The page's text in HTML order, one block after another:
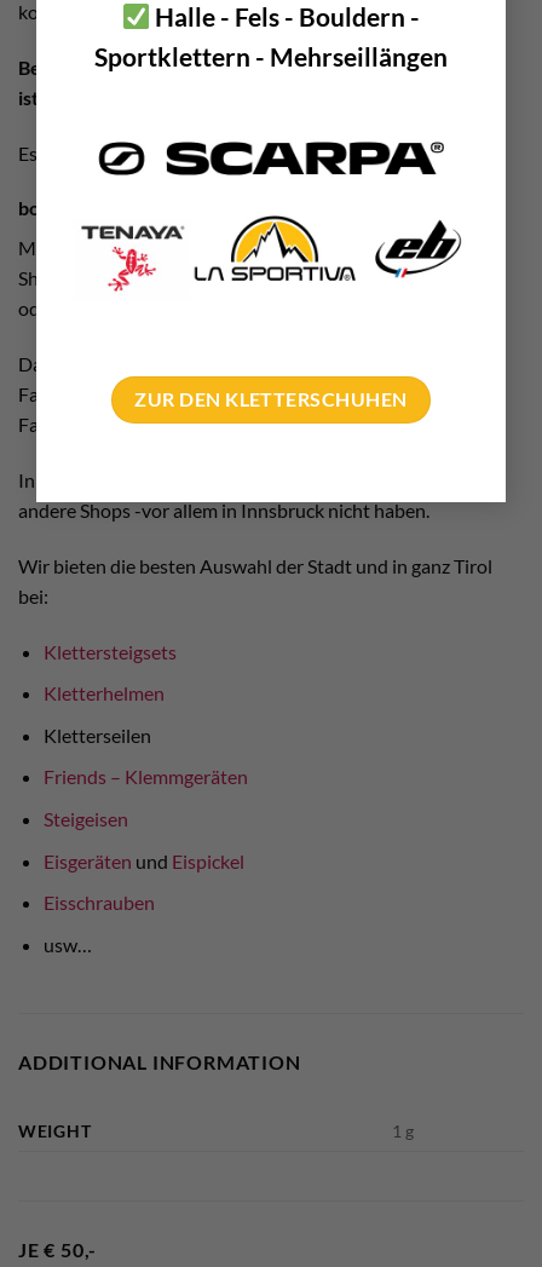
Halle - Fels - Bouldern -
Sportklettern - Mehrseillängen
ZUR DEN KLETTERSCHUHEN
kombiniert werden.
Beachtet! Eine Rücknahme eines gekauften Gutscheines
ist NICHT möglich.
Es gelten dieAGB´svon bolting.eu.
bolting.eu Gutschein – nach Herzenslaune shoppen!
Mit diesem Geschenk können Kletterer nach Herzenslaune
Shoppen. Entweder in unserem Klettershop in Innsbruck
oder in der ganzen Welt in unserem Online Store.
Das erwartet unsere Kunden. Ein kleines, sympathisches
Fachgeschäft mit riesiger Hardware Auswahl und super
Fachberatung.
In allen Belangen des Alpinismus findet man bei uns, was
andere Shops -vor allem in Innsbruck nicht haben.
Wir bieten die besten Auswahl der Stadt und in ganz Tirol
bei:
Klettersteigsets
Kletterhelmen
Kletterseilen
Friends – Klemmgeräten
Steigeisen
Eisgeräten und Eispickel
Eisschrauben
usw…
ADDITIONAL INFORMATION
WEIGHT 1 g
JE € 50,-